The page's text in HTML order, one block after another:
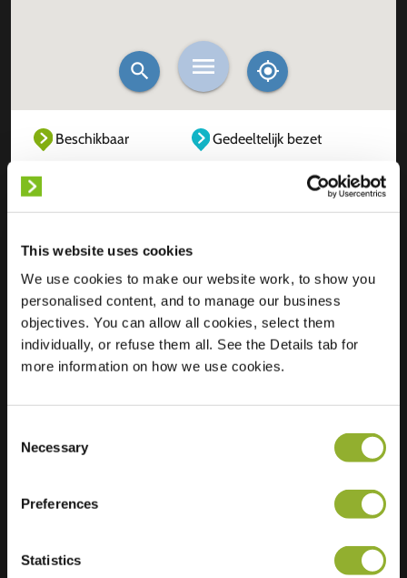
This website uses cookies
We use cookies to make our website work, to show you
personalised content, and to manage our business
objectives. You can allow all cookies, select them
individually, or refuse them all. See the Details tab for
more information on how we use cookies.
Selection
Necessary
Preferences
Statistics
Beschikbaar
Gedeeltelijk bezet
Locatie
Dorpsplein 11
3660 Oudsbergen
België
Regular Charging
Extra informatie